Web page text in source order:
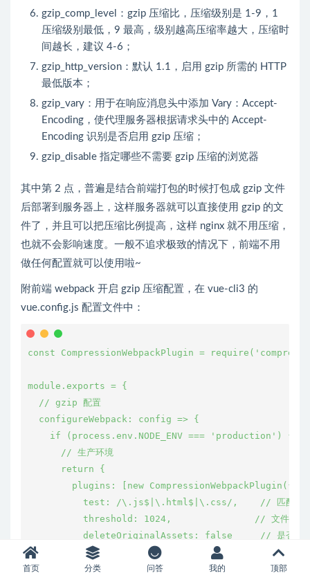
gzip_comp_level：gzip 压缩比，压缩级别是 1-9，1
压缩级别最低，9 最高，级别越高压缩率越大，压缩时
间越长，建议 4-6；
gzip_http_version：默认 1.1，启用 gzip 所需的 HTTP
最低版本；
gzip_vary：用于在响应消息头中添加 Vary：Accept-
Encoding，使代理服务器根据请求头中的 Accept-
Encoding 识别是否启用 gzip 压缩；
gzip_disable 指定哪些不需要 gzip 压缩的浏览器
其中第 2 点，普遍是结合前端打包的时候打包成 gzip 文件
后部署到服务器上，这样服务器就可以直接使用 gzip 的文
件了，并且可以把压缩比例提高，这样 nginx 就不用压缩，
也就不会影响速度。一般不追求极致的情况下，前端不用
做任何配置就可以使用啦~
附前端 webpack 开启 gzip 压缩配置，在 vue-cli3 的
vue.config.js 配置文件中：
const CompressionWebpackPlugin =
module.exports = {
  // gzip 配置
  configureWebpack: config => {
if (process.env.NODE_ENV === 'production') {
// 生产环境
return {
plugins: [new CompressionWebpackPlugin({
test: /\.js$|\.html$|\.css/,    // 匹配文件
threshold: 1024,               // 文件压缩阈值，
deleteOriginalAssets: false     // 是否删除
})]
}
首页 分类 问答 我的 顶部